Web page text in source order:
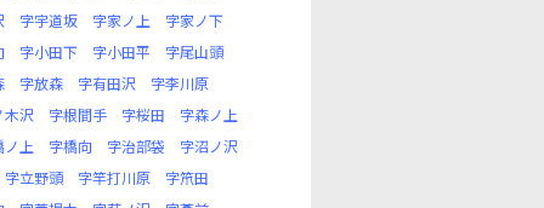
字宇道坂 字家ノ上
字家ノ下
字小田下 字小田平
字尾山頭
字放森 字有田沢
字李川原
木沢
字根間手 字桜田
字森ノ上
ノ上
字橋向 字治部袋
字沼ノ沢
字立野頭
字竿打川原
字笊田